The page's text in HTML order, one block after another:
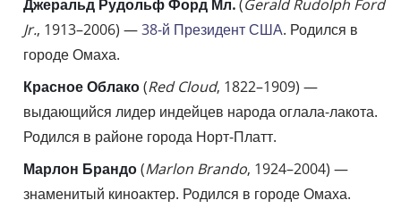
Джеральд Рудольф Форд Мл.(Gerald Rudolph Ford
Jr., 1913–2006) —38-й Президент США. Родился в
городе Омаха.
Красное Облако(Red Cloud, 1822–1909) —
выдающийся лидер индейцев народа оглала-лакота.
Родился в районе города Норт-Платт.
Марлон Брандо(Marlon Brando, 1924–2004) —
знаменитый киноактер. Родился в городе Омаха.